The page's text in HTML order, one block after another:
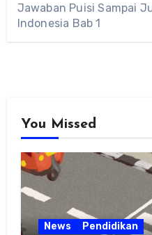
Jawaban Puisi Sampai
Indonesia Bab 1
You Missed
News Pendidikan